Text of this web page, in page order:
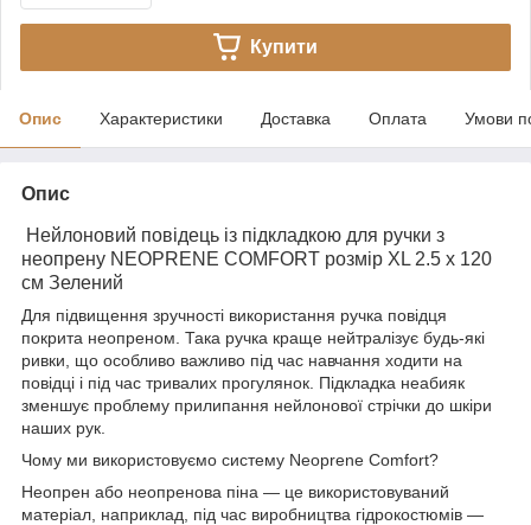
Купити
Опис Характеристики Доставка Оплата Умови
Опис
Нейлоновий повідець із підкладкою для ручки з
неопрену NEOPRENE COMFORT розмір XL 2.5 х 120
см Зелений
Для підвищення зручності використання ручка повідця
покрита неопреном. Така ручка краще нейтралізує будь-які
ривки, що особливо важливо під час навчання ходити на
повідці і під час тривалих прогулянок. Підкладка неабияк
зменшує проблему прилипання нейлонової стрічки до шкіри
наших рук.
Чому ми використовуємо систему Neoprene Comfort?
Неопрен або неопренова піна — це використовуваний
матеріал, наприклад, під час виробництва гідрокостюмів —